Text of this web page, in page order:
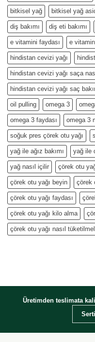
bitkisel yağ bitkisel yağ
diş bakımı diş eti bakımı
e vitamini faydası e
hindistan cevizi yağı
hindistan cevizi yağı saça
hindistan cevizi yağı saç
oil pulling omega 3
omega 3 faydası omega 3
soğuk pres çörek otu yağı
yağ ile ağız bakımı yağ ile
yağ nasıl içilir çörek otu
çörek otu yağı beyin çörek
çörek otu yağı faydası
çörek otu yağı kilo alma
çörek otu yağı nasıl
Üretimden teslimata